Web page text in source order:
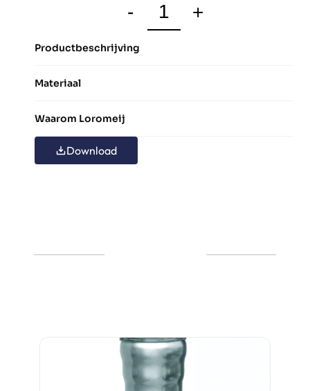
- +
Productbeschrijving
Materiaal
Waarom Loromeij
Download